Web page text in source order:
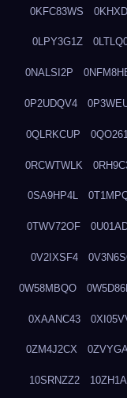
0KFC83WS
0LPY3G1Z
0NALSI2P
0P2UDQV4
0QLRKCUP
0RCWTWLK
0SA9HP4L
0TWV72OF
0V2IXSF4
0W58MBQO
0XAANC43
0ZM4J2CX
10SRNZZ2